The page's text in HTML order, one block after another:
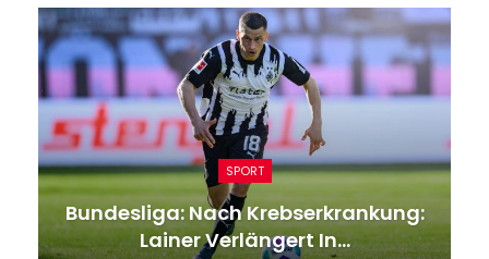
SPORT
Bundesliga: Nach Krebserkrankung:
Lainer Verlängert In…